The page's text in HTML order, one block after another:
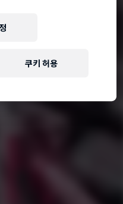
쿠키 허용